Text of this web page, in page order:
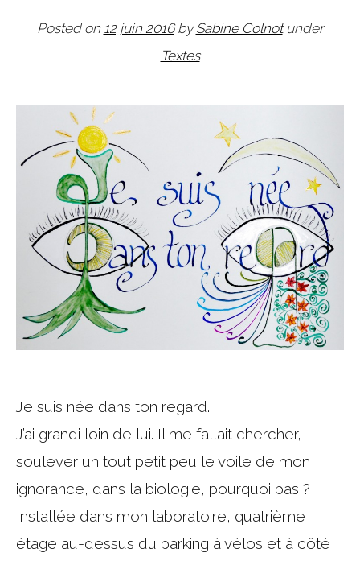
Posted on 12 juin 2016bySabine Colnotunder
Textes
Je suis née dans ton regard.
J’ai grandi loin de lui. Il me fallait chercher,
soulever un tout petit peu le voile de mon
ignorance, dans la biologie, pourquoi pas ?
Installée dans mon laboratoire, quatrième
étage au-dessus du parking à vélos et à côté